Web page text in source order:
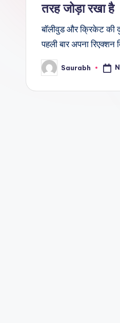
तरह जोड़ा रखा है
बॉलीवुड और क्रिकेट की
पहली बार अपना रिएक्शन
Posted
by
Saurabh